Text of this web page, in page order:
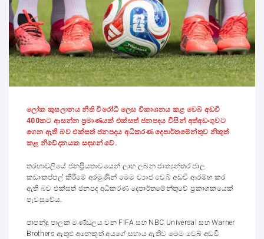
ලෝක කුසලානය නීති විරෝධී ලෙස විකාශනය කළ වෙබ් අඩවි
400කට ආසන්න ප්‍රමාණයක් එක්සත් ජනපදය විසින් අත්අඩංගුවට
ගෙන ඇති බව එක්සත් ජනපදය අධිකරණ දෙපාර්තමේන්තුව නිකුත්
කළ නිවේදනයක සඳහන් වේ.
තරඟාවලියේ ජනප්‍රියතාවයෙන් ලාභ ලබන ජාත්‍යන්තර ජාල
කඩාකප්පල් කිරීමේ අරමුණින් මෙම ව්‍යාජ වෙබ් අඩවි ආරම්භ කර
ඇති බව එක්සත් ජනපද අධිකරණ දෙපාර්තමේන්තුවේ ප්‍රකාශකයෙක්
පැවසුවේය.
පාපන්දු පාලක මණ්ඩලය වන FIFA සහ NBC Universal සහ Warner
Brothers ඇතුළු අනෙකුත් අයගේ සහාය ඇතිව මෙම වෙබ් අඩවි